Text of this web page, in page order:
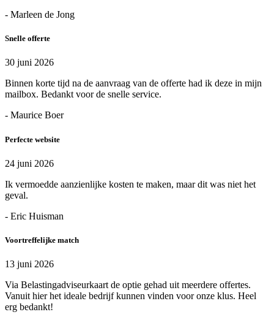
- Marleen de Jong
Snelle offerte
30 juni 2026
Binnen korte tijd na de aanvraag van de offerte had ik deze in mijn
mailbox. Bedankt voor de snelle service.
- Maurice Boer
Perfecte website
24 juni 2026
Ik vermoedde aanzienlijke kosten te maken, maar dit was niet het
geval.
- Eric Huisman
Voortreffelijke match
13 juni 2026
Via Belastingadviseurkaart de optie gehad uit meerdere offertes.
Vanuit hier het ideale bedrijf kunnen vinden voor onze klus. Heel
erg bedankt!